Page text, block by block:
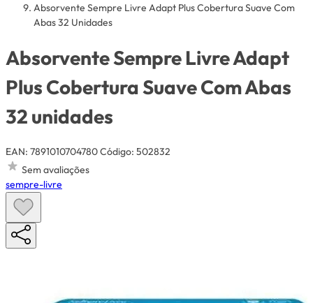
Absorvente Sempre Livre Adapt Plus Cobertura Suave Com
Abas 32 Unidades
Absorvente Sempre Livre Adapt
Plus Cobertura Suave Com Abas
32 unidades
EAN: 7891010704780Código: 502832
Sem avaliações
sempre-livre